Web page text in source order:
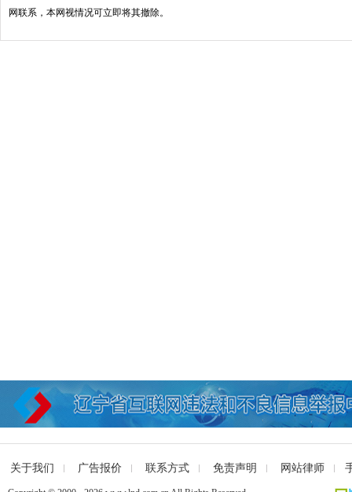
网联系，本网视情况可立即将其撤除。
关于我们 广告报价 联系方式 免责声明 网站律师